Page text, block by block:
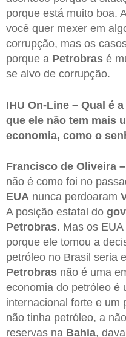
porque está muito boa.
você quer mexer em
corrupção, mas os
porque a Petrobras é
se alvo de corrupção.
IHU On-Line – Qual é
que ele não tem mais
economia, como o
Francisco de Oliveira –
não é como foi no
EUA nunca perdoaram
A posição estatal do
Petrobras. Mas os
porque ele tomou a
petróleo no Brasil seria
Petrobras não é uma
economia do petróleo é
internacional forte e um
não tinha petróleo, a
reservas na Bahia,